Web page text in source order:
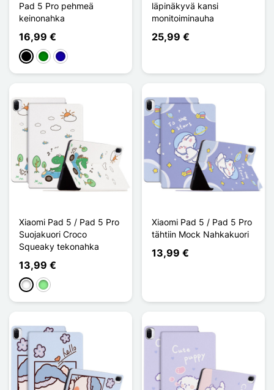
Pad 5 Pro pehmeä
keinonahka
16,99 €
MustaVihreäBleu Foncé
läpinäkyvä kansi
monitoiminauha
25,99 €
Xiaomi Pad 5 / Pad 5 Pro
Suojakuori Croco
Squeaky tekonahka
13,99 €
ValkoinenVert clair
Xiaomi Pad 5 / Pad 5 Pro
tähtiin Mock Nahkakuori
13,99 €